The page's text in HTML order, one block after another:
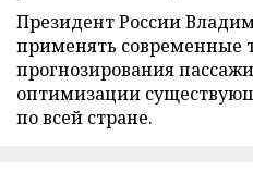
Президент России
применять современные
прогнозирования
оптимизации
по всей стране.